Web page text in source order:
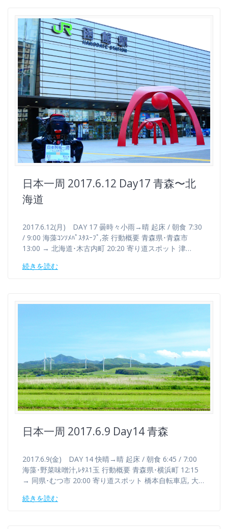
日本一周 2017.6.12 Day17 青森〜北
海道
2017.6.12(月) DAY 17 曇時々小雨→晴 起床 / 朝食 7:30
/ 9:00 海藻ｺﾝｿﾒﾊﾟｽﾀｽｰﾌﾟ,茶 行動概要 青森県･青森市
13:00 → 北海道･木古内町 20:20 寄り道スポット 津…
続きを読む
日本一周 2017.6.9 Day14 青森
2017.6.9(金) DAY 14 快晴→晴 起床 / 朝食 6:45 / 7:00
海藻･野菜味噌汁,ﾚﾀｽ1玉 行動概要 青森県･横浜町 12:15
→ 同県･むつ市 20:00 寄り道スポット 橋本自転車店, 大…
続きを読む